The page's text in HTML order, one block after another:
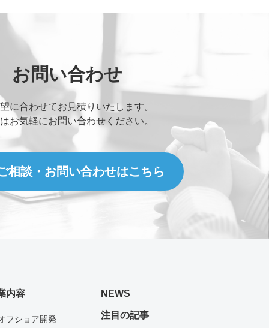
ルが送信できます。)
or Browse Files
お問い合わせ
に合わせてお見積りいたします。
お気軽にお問い合わせください。
相談・お問い合わせはこちら
内容
フショア開発
NEWS
注目の記事